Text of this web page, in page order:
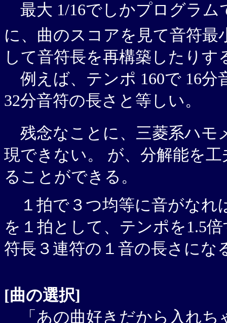
最大 1/16でしかプログラム
に、曲のスコアを見て音符最
して音符長を再構築したり
例えば、テンポ 160で 16分
32分音符の長さと等しい。
残念なことに、三菱系ハモ
現できない。 が、分解能を
ることができる。
１拍で３つ均等に音がなれ
を１拍として、テンポを1.5
符長３連符の１音の長さにな
[曲の選択]
「あの曲好きだから入れち